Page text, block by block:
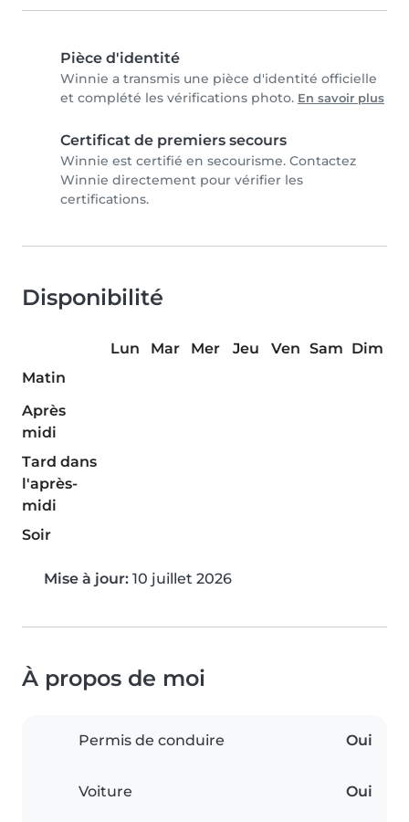
Pièce d'identité
Winnie a transmis une pièce d'identité officielle
et complété les vérifications photo. En savoir plus
Certificat de premiers secours
Winnie est certifié en secourisme. Contactez
Winnie directement pour vérifier les
certifications.
Disponibilité
Lun Mar Mer Jeu Ven Sam Dim
Matin
Après
midi
Tard dans
l'après-
midi
Soir
Mise à jour: 10 juillet 2026
À propos de moi
Permis de conduire Oui
Voiture Oui